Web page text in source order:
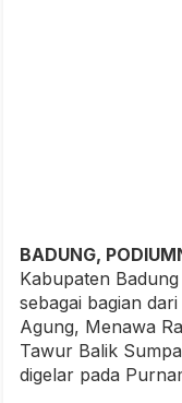
BADUNG,
Kabupaten
sebagai bagian
Agung, Menawa
Tawur Balik
digelar pada